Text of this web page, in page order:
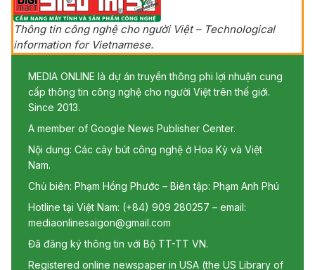
Thông tin công nghệ cho người Việt – Technological
information for Vietnamese.
MEDIA ONLINE là dự án truyền thông phi lợi nhuận cung
cấp thông tin công nghệ cho người Việt trên thế giới.
Since 2013.
A member of Google News Publisher Center.
Nội dung: Các cây bút công nghệ ở Hoa Kỳ và Việt
Nam.
Chủ biên: Phạm Hồng Phước – Biên tập: Phạm Anh Phú
Hotline tại Việt Nam: (+84) 909 280257 – email:
mediaonlinesaigon@gmail.com
Đã đăng ký thông tin với Bộ TT-TT VN.
Registered online newspaper in USA (the US Library of